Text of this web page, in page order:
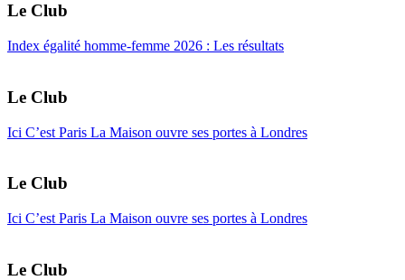
Le Club
Index égalité homme-femme 2026 : Les résultats
Le Club
Ici C’est Paris La Maison ouvre ses portes à Londres
Le Club
Ici C’est Paris La Maison ouvre ses portes à Londres
Le Club